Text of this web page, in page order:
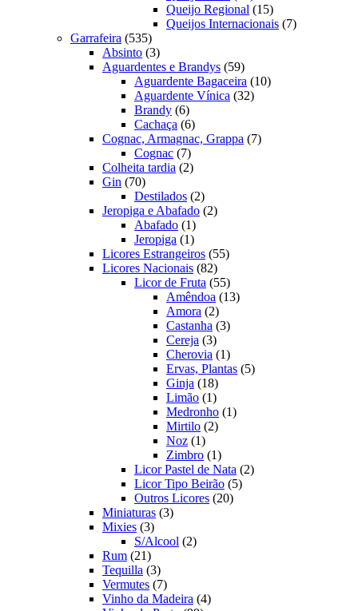
produtos
Queijo Regional 1515
produtos
Queijos Internacionais 77
Garrafeira 535535
produtos
Absinto 33
produtos
Aguardentes e Brandys 5959
produtos
Aguardente Bagaceira 1010
Aguardente Vínica 3232
Brandy 66
produtos
Cachaça 66
produtos
Cognac, Armagnac, Grappa 77
Cognac 77
produtos
Colheita tardia 22
Gin 7070
produtos
Destilados 22
produtos
Jeropiga e Abafado 22
Abafado 11
produto
Jeropiga 11
produto
Licores Estrangeiros 5555
Licores Nacionais 8282
produtos
Licor de Fruta 5555
produtos
Amêndoa 1313
Amora 22
produtos
Castanha 33
Cereja 33
produtos
Cherovia 11
produto
Ervas, Plantas 55
Ginja 1818
produtos
Limão 11
produto
Medronho 11
Mirtilo 22
Noz 11
produto
Zimbro 11
produto
Licor Pastel de Nata 22
Licor Tipo Beirão 55
Outros Licores 2020
Miniaturas 33
Mixies 33
produtos
S/Alcool 22
Rum 2121
produtos
Tequilla 33
produtos
Vermutes 77
produtos
Vinho da Madeira 44